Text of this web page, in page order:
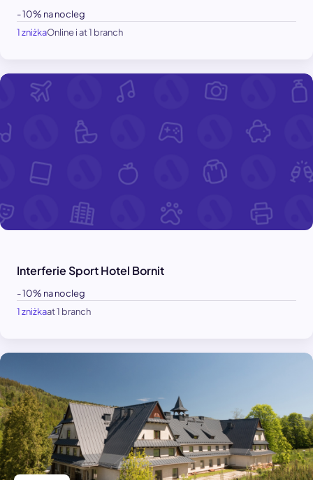
- 10% na nocleg
1 zniżkaOnline i at 1 branch
Interferie Sport Hotel Bornit
- 10% na nocleg
1 zniżkaat 1 branch